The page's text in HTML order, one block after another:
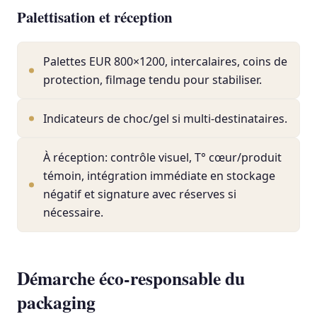
Palettisation et réception
Palettes EUR 800×1200, intercalaires, coins de
protection, filmage tendu pour stabiliser.
Indicateurs de choc/gel si multi-destinataires.
À réception: contrôle visuel, T° cœur/produit
témoin, intégration immédiate en stockage
négatif et signature avec réserves si
nécessaire.
Démarche éco-responsable du
packaging